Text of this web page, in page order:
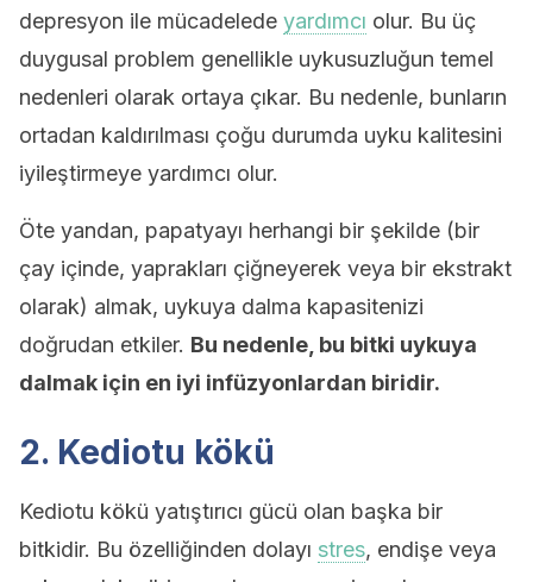
depresyon ile mücadelede yardımcı olur. Bu üç
duygusal problem genellikle uykusuzluğun temel
nedenleri olarak ortaya çıkar. Bu nedenle, bunların
ortadan kaldırılması çoğu durumda uyku kalitesini
iyileştirmeye yardımcı olur.
Öte yandan, papatyayı herhangi bir şekilde (bir
çay içinde, yaprakları çiğneyerek veya bir ekstrakt
olarak) almak, uykuya dalma kapasitenizi
doğrudan etkiler. Bu nedenle, bu bitki uykuya
dalmak için en iyi infüzyonlardan biridir.
2. Kediotu kökü
Kediotu kökü yatıştırıcı gücü olan başka bir
bitkidir. Bu özelliğinden dolayı stres, endişe veya